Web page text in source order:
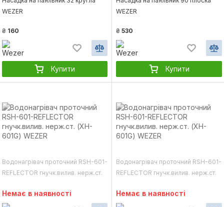
WEZER
₴ 160
Купити
WEZER
₴ 530
Купити
Водонагрівач проточний RSH-601-
REFLECTOR гнучк.вилив. нерж.ст.
Немає в наявності
Водонагрівач проточний RSH-601-
REFLECTOR гнучк.вилив. нерж.ст.
Немає в наявності